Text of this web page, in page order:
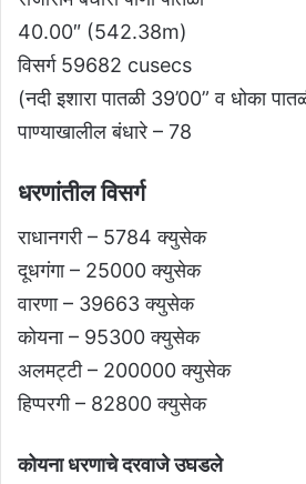
40.00″ (542.38m)
विसर्ग 59682 cusecs
(नदी इशारा पातळी 39’00” व धोका
पाण्याखालील बंधारे – 78
धरणांतील विसर्ग
राधानगरी – 5784 क्युसेक
दूधगंगा – 25000 क्युसेक
वारणा – 39663 क्युसेक
कोयना – 95300 क्युसेक
अलमट्टी – 200000 क्युसेक
हिप्परगी – 82800 क्युसेक
कोयना धरणाचे दरवाजे उघडले